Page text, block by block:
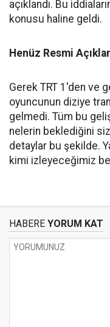
açıklandı. Bu
konusu haline geldi.
Henüz Resmi
Gerek TRT 1'den ve
oyuncunun diziye
gelmedi. Tüm bu
nelerin beklediğini
detaylar bu şekilde.
kimi izleyeceğimiz
HABERE YORUM KAT